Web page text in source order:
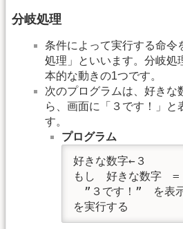
分岐処理
条件によって実行する命令
処理」といいます。分岐処
本的な動きの1つです。
次のプログラムは、好きな
ら、画面に「３です！」と
す。
プログラム
好きな数字←３
もし　好きな数字　
”３です！”　を表
を実行する